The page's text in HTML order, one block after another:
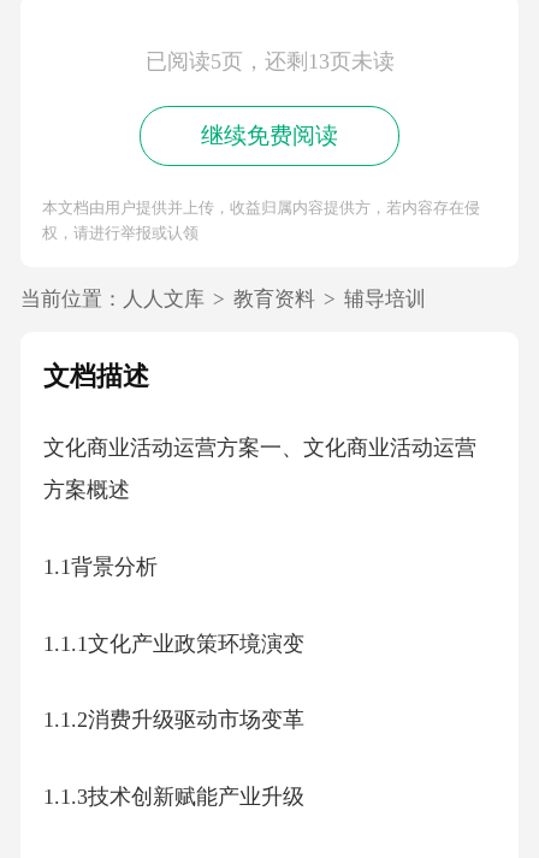
已阅读5页，还剩13页未读
继续免费阅读
本文档由用户提供并上传，收益归属内容提供方，若内容存在侵
权，请进行举报或认领
当前位置： 人人文库 > 教育资料 > 辅导培训
文档描述
文化商业活动运营方案一、文化商业活动运营
方案概述
1.1背景分析
1.1.1文化产业政策环境演变
1.1.2消费升级驱动市场变革
1.1.3技术创新赋能产业升级